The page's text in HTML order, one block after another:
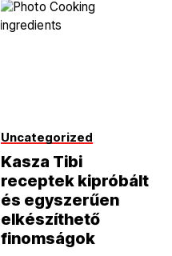
Uncategorized
Kasza Tibi
receptek kipróbált
és egyszerűen
elkészíthető
finomságok